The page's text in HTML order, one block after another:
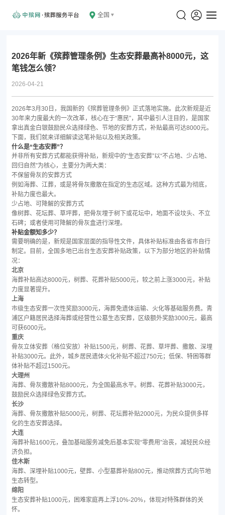
全国
2026年新《殡葬管理条例》生态安葬最高补8000元，这
笔钱怎么领？
2026-04-21
2026年3月30日，我国新的《殡葬管理条例》正式落地实施。此次新规是近
30年来力度最大的一次改革，核心在于“惠民”，其中最引人注目的，是国家
拿出真金白银鼓励民众选择绿色、节地的安葬方式，补贴最高可达8000元。
下面，我们就来详细解读这笔补贴以及相关政策。
什么是“生态安葬”？
并非所有安葬方式都能获得补贴，新规中的“生态安葬”以“不占地、少占地、
回归自然”为核心，主要分为两大类：
不保留骨灰的安葬方式
例如海葬、江葬，或是将骨灰撒散在指定的生态区域。这种方式最为彻底，
补贴力度也最大。
少占地、可降解的安葬方式
像树葬、花坛葬、草坪葬，把骨灰埋于树下或花坛中，地面不设坟头、不立
石碑；或者使用可降解的骨灰盒进行深埋。
补贴金额知多少？
需要明确的是，新规是国家层面的指导性文件，具体补贴标准由各省市自行
制定。目前，全国多地已出台生态安葬补贴政策，以下为部分地区的补贴情
况：
北京
海葬补贴高达8000元，树葬、花葬补贴5000元，较之前上涨3000元，补贴
力度显著提升。
上海
市级生态安葬一次性奖励3000元，海葬免遗体运输、火化等基础服务费。青
浦区户籍居民选择海葬或经营性公墓生态安葬，区级额外奖励3000元，最高
可获6000元。
重庆
骨灰立体安葬（格位安放）补贴1500元，树葬、花葬、草坪葬、撒散、深埋
补贴3000元。此外，城乡居民遗体火化补贴不超过750元；低保、特困等群
体补贴不超过1500元。
大理州
海葬、骨灰撒散补贴8000元，为全国最高水平。树葬、花葬补贴3000元，
鼓励民众选择绿色安葬方式。
长沙
海葬、骨灰撒散补贴5000元，树葬、花坛葬补贴2000元，为民众提供多样
化的生态安葬选择。
大连
海葬补贴1600元，叠加基础服务减免后基本实现“零费用”治丧，减轻民众经
济负担。
佳木斯
海葬、深埋补贴1000元，壁葬、小型墓葬补贴800元，推动殡葬方式向节地
生态转型。
绵阳
生态安葬补贴1000元，困难家庭再上浮10%-20%，体现对特殊群体的关
怀。